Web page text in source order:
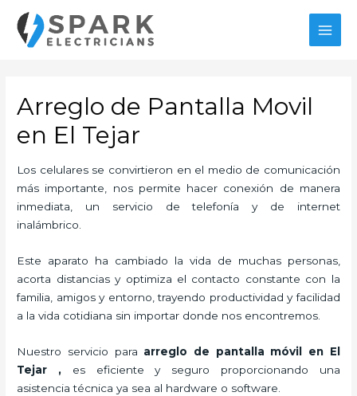
contenido
Arreglo de Pantalla Movil
en El Tejar
Los celulares se convirtieron en el medio de comunicación
más importante, nos permite hacer conexión de manera
inmediata, un servicio de telefonía y de internet
inalámbrico.
Este aparato ha cambiado la vida de muchas personas,
acorta distancias y optimiza el contacto constante con la
familia, amigos y entorno, trayendo productividad y facilidad
a la vida cotidiana sin importar donde nos encontremos.
Nuestro servicio para arreglo de pantalla móvil en El
Tejar
,es eficiente y seguro proporcionando una
asistencia técnica ya sea al hardware o software.